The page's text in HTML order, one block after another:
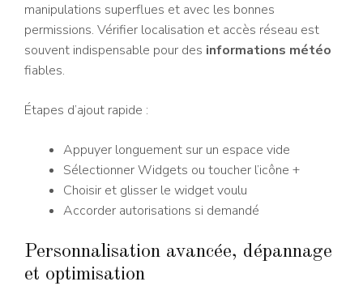
manipulations superflues et avec les bonnes
permissions. Vérifier localisation et accès réseau est
souvent indispensable pour des informations météo
fiables.
Étapes d’ajout rapide :
Appuyer longuement sur un espace vide
Sélectionner Widgets ou toucher l’icône +
Choisir et glisser le widget voulu
Accorder autorisations si demandé
Personnalisation avancée, dépannage
et optimisation